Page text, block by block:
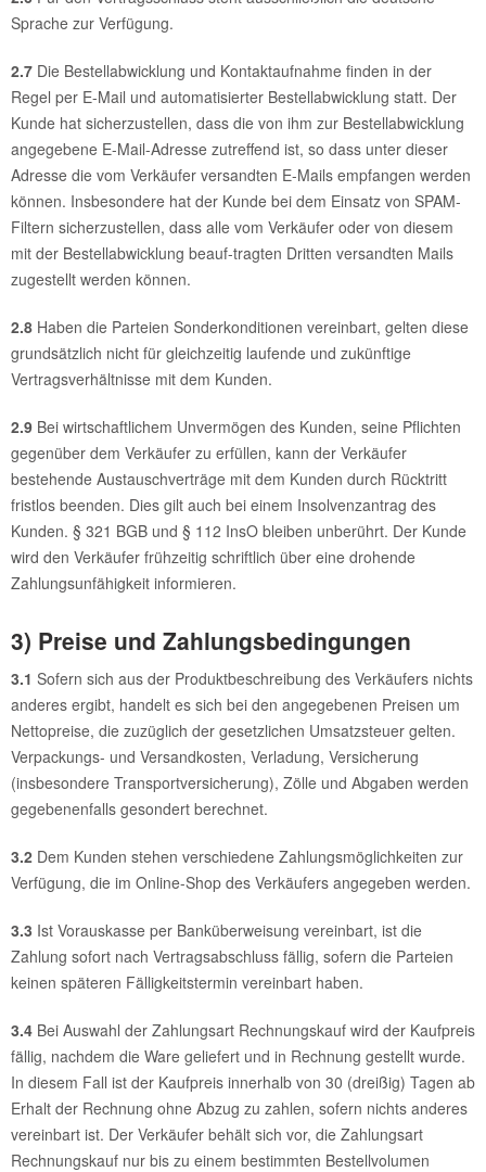
Sprache zur Verfügung.
2.7 Die Bestellabwicklung und Kontaktaufnahme finden in der
Regel per E-Mail und automatisierter Bestellabwicklung statt. Der
Kunde hat sicherzustellen, dass die von ihm zur Bestellabwicklung
angegebene E-Mail-Adresse zutreffend ist, so dass unter dieser
Adresse die vom Verkäufer versandten E-Mails empfangen werden
können. Insbesondere hat der Kunde bei dem Einsatz von SPAM-
Filtern sicherzustellen, dass alle vom Verkäufer oder von diesem
mit der Bestellabwicklung beauf-tragten Dritten versandten Mails
zugestellt werden können.
2.8 Haben die Parteien Sonderkonditionen vereinbart, gelten diese
grundsätzlich nicht für gleichzeitig laufende und zukünftige
Vertragsverhältnisse mit dem Kunden.
2.9 Bei wirtschaftlichem Unvermögen des Kunden, seine Pflichten
gegenüber dem Verkäufer zu erfüllen, kann der Verkäufer
bestehende Austauschverträge mit dem Kunden durch Rücktritt
fristlos beenden. Dies gilt auch bei einem Insolvenzantrag des
Kunden. § 321 BGB und § 112 InsO bleiben unberührt. Der Kunde
wird den Verkäufer frühzeitig schriftlich über eine drohende
Zahlungsunfähigkeit informieren.
3) Preise und Zahlungsbedingungen
3.1 Sofern sich aus der Produktbeschreibung des Verkäufers nichts
anderes ergibt, handelt es sich bei den angegebenen Preisen um
Nettopreise, die zuzüglich der gesetzlichen Umsatzsteuer gelten.
Verpackungs- und Versandkosten, Verladung, Versicherung
(insbesondere Transportversicherung), Zölle und Abgaben werden
gegebenenfalls gesondert berechnet.
3.2 Dem Kunden stehen verschiedene Zahlungsmöglichkeiten zur
Verfügung, die im Online-Shop des Verkäufers angegeben werden.
3.3 Ist Vorauskasse per Banküberweisung vereinbart, ist die
Zahlung sofort nach Vertragsabschluss fällig, sofern die Parteien
keinen späteren Fälligkeitstermin vereinbart haben.
3.4 Bei Auswahl der Zahlungsart Rechnungskauf wird der Kaufpreis
fällig, nachdem die Ware geliefert und in Rechnung gestellt wurde.
In diesem Fall ist der Kaufpreis innerhalb von 30 (dreißig) Tagen ab
Erhalt der Rechnung ohne Abzug zu zahlen, sofern nichts anderes
vereinbart ist. Der Verkäufer behält sich vor, die Zahlungsart
Rechnungskauf nur bis zu einem bestimmten Bestellvolumen